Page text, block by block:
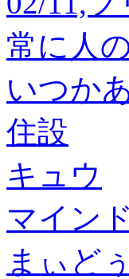
常に人
いつか
住設
キュウ
マインド
まぃどぅ